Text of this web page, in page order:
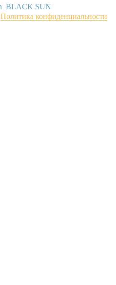
BLACK SUN
Политика конфиденциальности